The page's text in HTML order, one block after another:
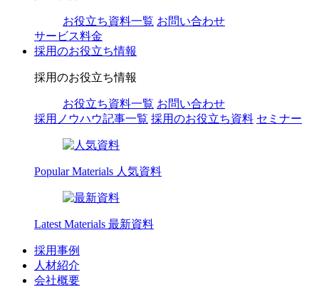
お役立ち資料一覧 お問い合わせ
サービス料金
採用のお役立ち情報
採用のお役立ち情報
お役立ち資料一覧 お問い合わせ
採用ノウハウ記事一覧 採用のお役立ち資料 セミナー
Popular Materials 人気資料
Latest Materials 最新資料
採用事例
人材紹介
会社概要